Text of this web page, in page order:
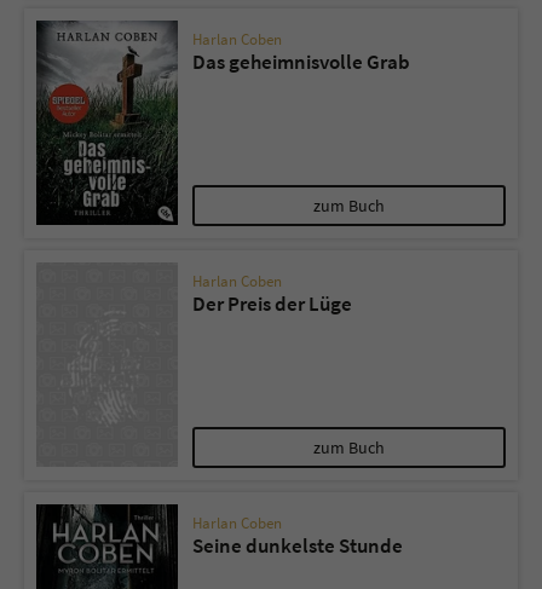
Harlan Coben
Das geheimnisvolle Grab
zum Buch
Harlan Coben
Der Preis der Lüge
zum Buch
Harlan Coben
Seine dunkelste Stunde